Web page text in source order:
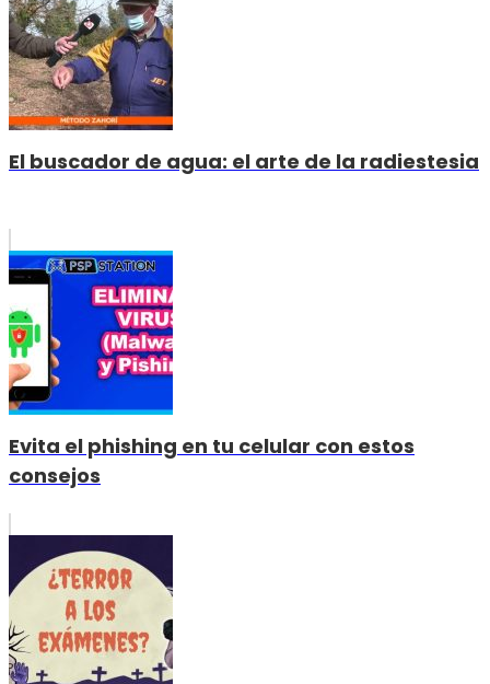
El buscador de agua: el arte de la radiestesia
Evita el phishing en tu celular con estos
consejos